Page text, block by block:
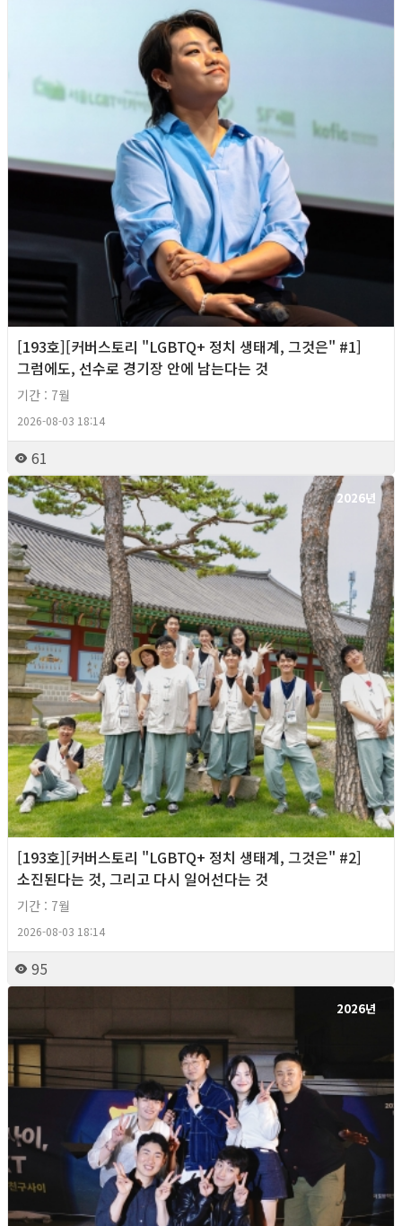
[193호][커버스토리 "LGBTQ+ 정치 생태계, 그것은" #1]
그럼에도, 선수로 경기장 안에 남는다는 것
기간 : 7월
2026-08-03 18:14
61
2026년
[193호][커버스토리 "LGBTQ+ 정치 생태계, 그것은" #2]
소진된다는 것, 그리고 다시 일어선다는 것
기간 : 7월
2026-08-03 18:14
95
2026년